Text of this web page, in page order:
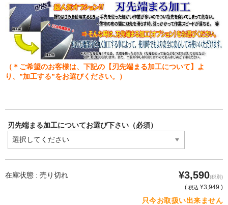
（＊ご希望のお客様は、下記の【刃先端まる加工について】よ
り、”加工する”をお選びください。）
刃先端まる加工についてお選び下さい（必須）
在庫状態 : 売り切れ ¥3,590(税別)
( 税込 ¥3,949 )
只今お取扱い出来ません